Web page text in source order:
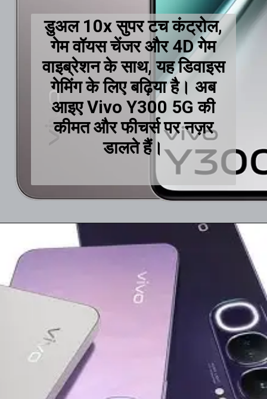
डुअल 10x सुपर टच कंट्रोल,
गेम वॉयस चेंजर और 4D गेम
वाइब्रेशन के साथ, यह डिवाइस
गेमिंग के लिए बढ़िया है। अब
आइए Vivo Y300 5G की
कीमत और फीचर्स पर नज़र
डालते हैं।